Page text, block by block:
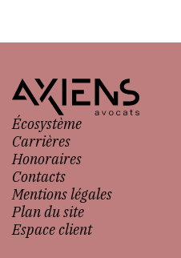
Écosystème
Carrières
Honoraires
Contacts
Mentions légales
Plan du site
Espace client